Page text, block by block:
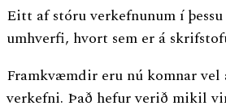
Eitt af stóru verkefnunum í
umhverfi, hvort sem er á
Framkvæmdir eru nú komnar
verkefni. Það hefur verið mikil